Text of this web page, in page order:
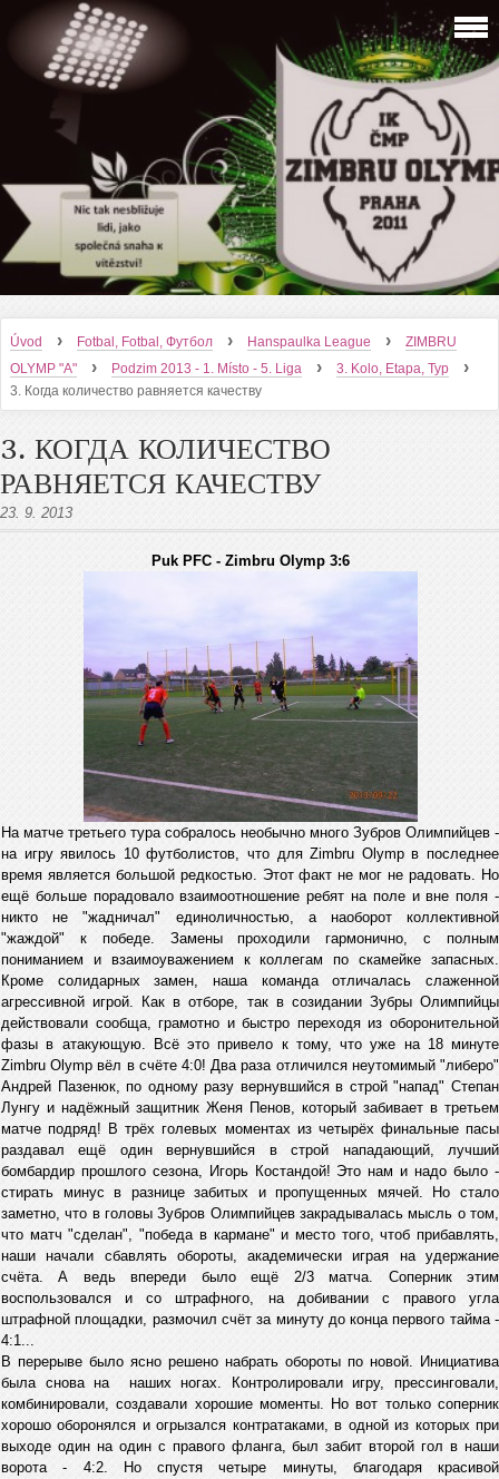
Úvod › Fotbal, Fotbal, Футбол › Hanspaulka League ›
ZIMBRU
OLYMP "A"
› Podzim 2013 - 1. Místo - 5. Liga › 3. Kolo, Etapa, Тур ›
3. Когда количество равняется качеству
3. КОГДА КОЛИЧЕСТВО
РАВНЯЕТСЯ КАЧЕСТВУ
23. 9. 2013
Puk PFC - Zimbru Olymp 3:6
На матче третьего тура собралось необычно много Зубров Олимпийцев -
на игру явилось 10 футболистов, что для Zimbru Olymp в последнее
время является большой редкостью. Этот факт не мог не радовать. Но
ещё больше порадовало взаимоотношение ребят на поле и вне поля -
никто не "жадничал" единоличностью, а наоборот коллективной
"жаждой" к победе. Замены проходили гармонично, с полным
пониманием и взаимоуважением к коллегам по скамейке запасных.
Кроме солидарных замен, наша команда отличалась слаженной
агрессивной игрой. Как в отборе, так в созидании Зубры Олимпийцы
действовали сообща, грамотно и быстро переходя из оборонительной
фазы в атакующую. Всё это привело к тому, что уже на 18 минуте
Zimbru Olymp вёл в счёте 4:0! Два раза отличился неутомимый "либеро"
Андрей Пазенюк, по одному разу вернувшийся в строй "напад" Степан
Лунгу и надёжный защитник Женя Пенов, который забивает в третьем
матче подряд! В трёх голевых моментах из четырёх финальные пасы
раздавал ещё один вернувшийся в строй нападающий, лучший
бомбардир прошлого сезона, Игорь Костандой! Это нам и надо было -
стирать минус в разнице забитых и пропущенных мячей. Но стало
заметно, что в головы Зубров Олимпийцев закрадывалась мысль о том,
что матч "сделан", "победа в кармане" и место того, чтоб прибавлять,
наши начали сбавлять обороты, академически играя на удержание
счёта. А ведь впереди было ещё 2/3 матча. Соперник этим
воспользовался и со штрафного, на добивании с правого угла
штрафной площадки, размочил счёт за минуту до конца первого тайма -
4:1...
В перерыве было ясно решено набрать обороты по новой. Инициатива
была снова на наших ногах. Контролировали игру, прессинговали,
комбинировали, создавали хорошие моменты. Но вот только соперник
хорошо оборонялся и огрызался контратаками, в одной из которых при
выходе один на один с правого фланга, был забит второй гол в наши
ворота - 4:2. Но спустя четыре минуты, благодаря красивой